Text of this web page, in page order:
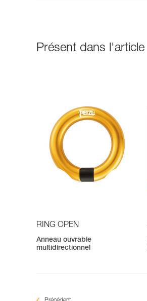
Présent dans l'article
RING OPEN
Anneau ouvrable
multidirectionnel